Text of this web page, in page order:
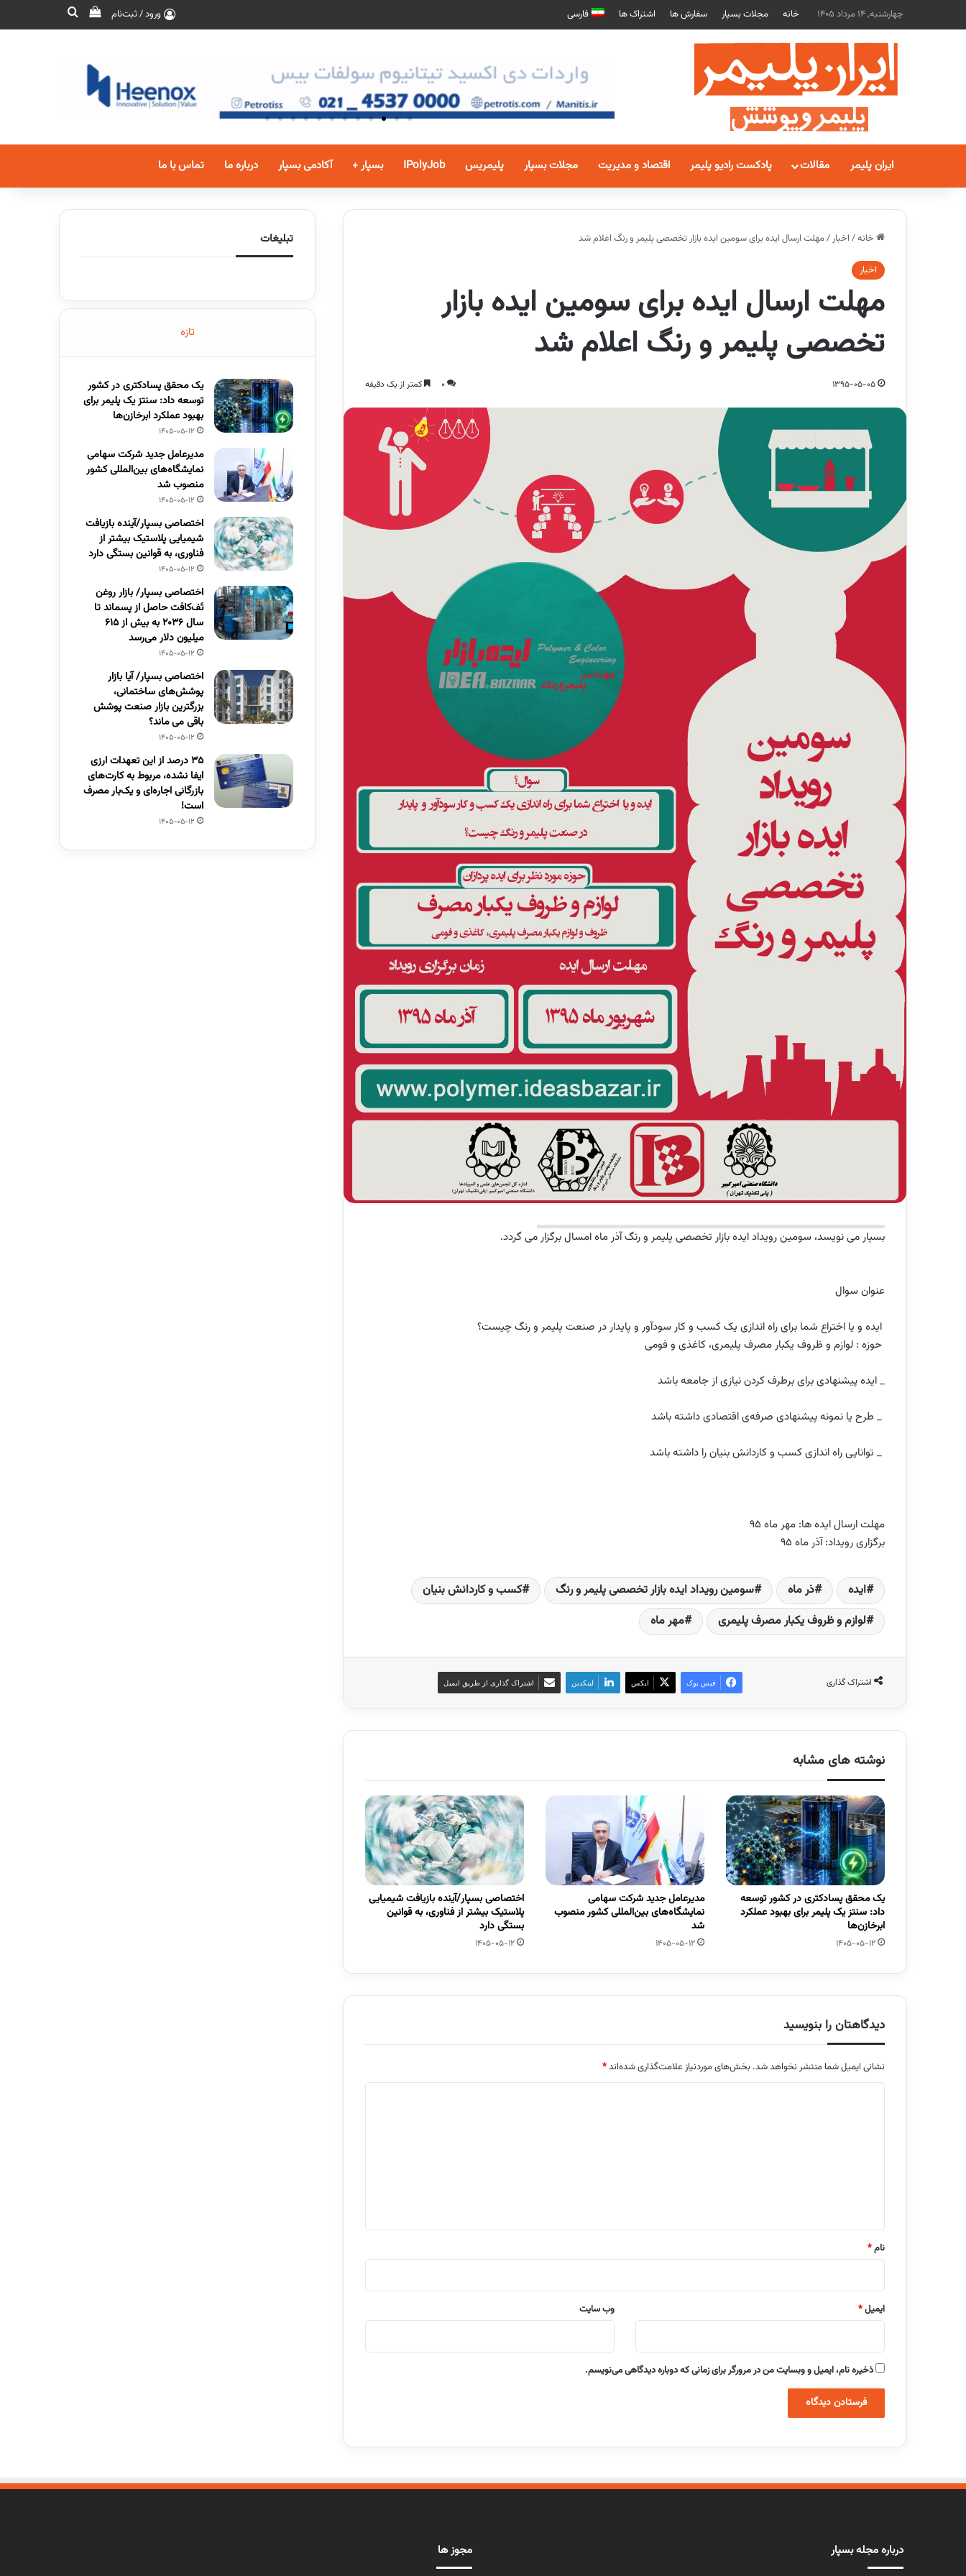
چهارشنبه, 14 مرداد 1405 خانه مجلات بسپار سفارش ها اشتراک ها فارسی ورود / ثبت‌نام
ایران پلیمر مقالات پادکست رادیو پلیمر اقتصاد و مدیریت مجلات بسپار پلیمریس IPolyJob بسپار + آکادمی بسپار درباره ما تماس با ما
خانه/ اخبار/مهلت ارسال ایده برای سومین ایده بازار تخصصی پلیمر و رنگ اعلام شد
اخبار
مهلت ارسال ایده برای سومین ایده بازار
تخصصی پلیمر و رنگ اعلام شد
1395-05-05
0 کمتر از یک دقیقه
بسپار می نویسد، سومین رویداد ایده بازار تخصصی پلیمر و رنگ آذر ماه امسال برگزار می گردد.
عنوان سوال
ایده و یا اختراع شما برای راه اندازی یک کسب و کار سودآور و پایدار در صنعت پلیمر و رنگ چیست؟
حوزه : لوازم و ظروف یکبار مصرف پلیمری، کاغذی و فومی
_ ایده پیشنهادی برای برطرف کردن نیازی از جامعه باشد
_ طرح یا نمونه پیشنهادی صرفه‌‌‌‌ی اقتصادی داشته باشد
_ توانایی راه اندازی کسب و کاردانش بنیان را داشته باشد
مهلت ارسال ایده ها: مهر ماه ۹۵
برگزاری رویداد: آذر ماه ۹۵
ایده‌ ذر ماه سومین رویداد ایده بازار تخصصی پلیمر و رنگ
کسب و کاردانش بنیان
لوازم و ظروف یکبار مصرف پلیمری
مهر ماه
اشتراک گذاری فیس بوک ایکس لینکدین اشتراک گذاری از طریق ایمیل
نوشته های مشابه
یک محقق پسادکتری در کشور توسعه
داد: سنتز یک پلیمر برای بهبود عملکرد
ابرخازن‌ها
1405-05-12
مدیرعامل جدید شرکت سهامی
نمایشگاه‌های بین‌المللی کشور منصوب
شد
1405-05-12
اختصاصی بسپار/آینده بازیافت شیمیایی
پلاستیک بیشتر از فناوری، به قوانین
بستگی دارد
1405-05-12
دیدگاهتان را بنویسید
نشانی ایمیل شما منتشر نخواهد شد. بخش‌های موردنیاز علامت‌گذاری شده‌اند*
نام*
ایمیل* وب‌ سایت
ذخیره نام، ایمیل و وبسایت من در مرورگر برای زمانی که دوباره دیدگاهی می‌نویسم.
تبلیغات
تازه
یک محقق پسادکتری در کشور
توسعه داد: سنتز یک پلیمر برای
بهبود عملکرد ابرخازن‌ها
1405-05-12
مدیرعامل جدید شرکت سهامی
نمایشگاه‌های بین‌المللی کشور
منصوب شد
1405-05-12
اختصاصی بسپار/آینده بازیافت
شیمیایی پلاستیک بیشتر از
فناوری، به قوانین بستگی دارد
1405-05-12
اختصاصی بسپار/ بازار روغن
تَف‌کافت حاصل از پسماند تا
سال ۲۰۳۶ به بیش از ۶۱۵
میلیون دلار می‌رسد
1405-05-12
اختصاصی بسپار/ آیا بازار
پوشش‌های ساختمانی،
بزرگترین بازار صنعت پوشش
باقی می ماند؟
1405-05-12
۳۵ درصد از این تعهدات ارزی
ایفا نشده، مربوط به کارت‌های
بازرگانی اجاره‌ای و یک‌بار مصرف
است!
1405-05-12
درباره مجله بسپار مجوز ها